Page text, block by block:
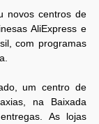
novos centros de
AliExpress e
com programas
um centro de
na Baixada
As lojas